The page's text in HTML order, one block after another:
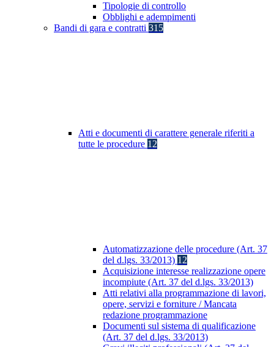
Tipologie di controllo
Obblighi e adempimenti
Bandi di gara e contratti 315
Atti e documenti di carattere generale riferiti a
tutte le procedure 12
Automatizzazione delle procedure (Art. 37
del d.lgs. 33/2013) 12
Acquisizione interesse realizzazione opere
incompiute (Art. 37 del d.lgs. 33/2013)
Atti relativi alla programmazione di lavori,
opere, servizi e forniture / Mancata
redazione programmazione
Documenti sul sistema di qualificazione
(Art. 37 del d.lgs. 33/2013)